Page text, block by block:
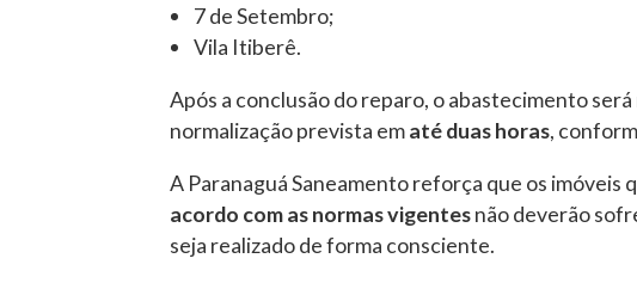
7 de Setembro;
Vila Itiberê.
Após a conclusão do reparo, o abastecimento
normalização prevista ematé duas horas,
A Paranaguá Saneamento reforça que os imóveis
acordo com as normas vigentesnão deverão
seja realizado de forma consciente.